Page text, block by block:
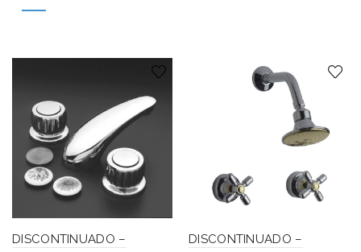
DISCONTINUADO –
DISCONTINUADO –